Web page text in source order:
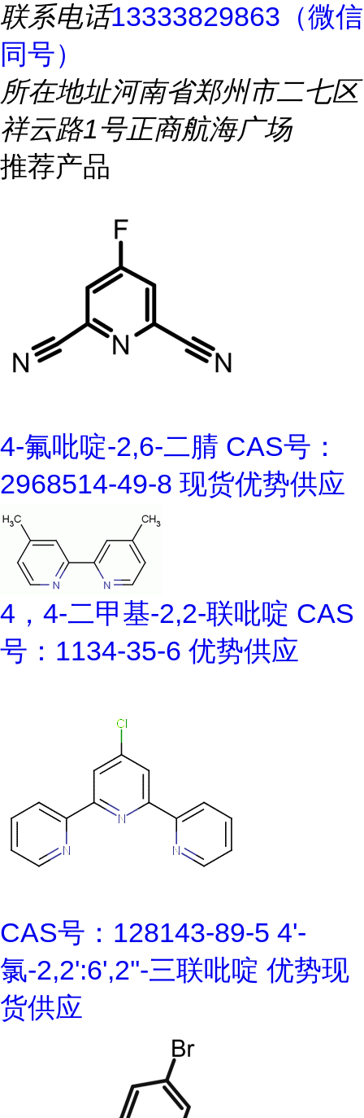
联系电话13333829863（微信
同号）
所在地址河南省郑州市二七区
祥云路1号正商航海广场
推荐产品
4-氟吡啶-2,6-二腈 CAS号：
2968514-49-8 现货优势供应
4，4-二甲基-2,2-联吡啶 CAS
号：1134-35-6 优势供应
CAS号：128143-89-5 4'-
氯-2,2':6',2''-三联吡啶 优势现
货供应